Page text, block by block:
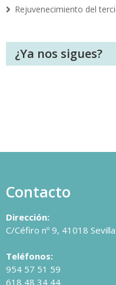
Rejuvenecimiento del
¿Ya nos sigues?
Contacto
Dirección:
C/Céfiro nº 9, 41018 Sevilla
Teléfonos:
954 57 51 59
618 48 34 44